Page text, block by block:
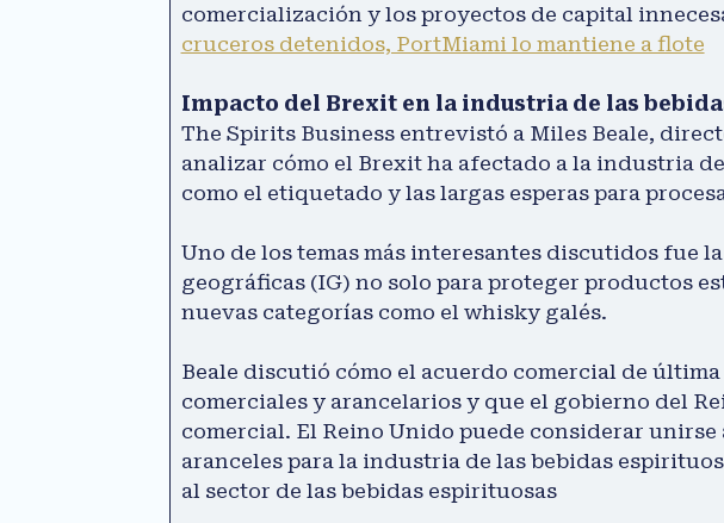
comercialización y los proyectos de capital
cruceros detenidos, PortMiami lo mantiene a flote
Impacto del Brexit en la industria de las
The Spirits Business entrevistó a Miles Beale,
analizar cómo el Brexit ha afectado a la industria
como el etiquetado y las largas esperas para
Uno de los temas más interesantes discutidos fue
geográficas (IG) no solo para proteger productos
nuevas categorías como el whisky galés.
Beale discutió cómo el acuerdo comercial de
comerciales y arancelarios y que el gobierno del
comercial. El Reino Unido puede considerar
aranceles para la industria de las bebidas
al sector de las bebidas espirituosas